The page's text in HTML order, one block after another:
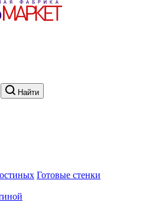
Найти
Готовые стенки